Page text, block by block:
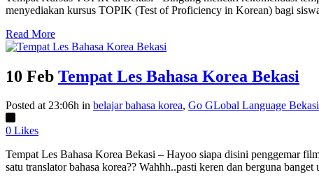
menyediakan kursus TOPIK (Test of Proficiency in Korean) bagi
Read More
10 Feb Tempat Les Bahasa Korea Bekasi
Posted at 23:06h in belajar bahasa korea, Go GLobal Language Bekasi
0 Likes
Tempat Les Bahasa Korea Bekasi – Hayoo siapa disini penggemar
satu translator bahasa korea?? Wahhh..pasti keren dan berguna